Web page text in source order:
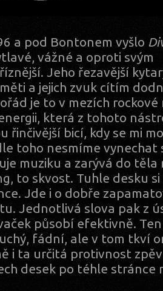
a pod Bontonem vyšlo
vážné a oproti svým
Jeho řezavější
a jejich zvuk cítím
je to v mezích
která z tohoto
řinčivější bicí, kdy se mi
toho nesmíme
muziku a zarývá do
to skvost. Tuhle desku
Jde i o dobře
Jednotlivá slova pak z
působí efektivně.
fádní, ale v tom tkví
i ta určitá protivnost
desek po téhle stránce